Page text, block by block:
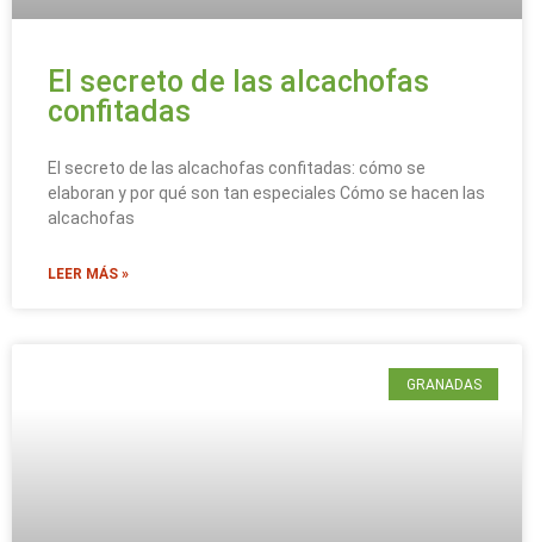
El secreto de las alcachofas
confitadas
El secreto de las alcachofas confitadas: cómo se
elaboran y por qué son tan especiales Cómo se hacen las
alcachofas
LEER MÁS »
GRANADAS